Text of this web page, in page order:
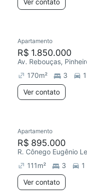
Ver contato
Apartamento
R$ 1.850.000
Av. Rebouças,
170m² 3
1
Ver contato
Apartamento
R$ 895.000
R. Cônego Eugênio
111m² 3
1
Ver contato